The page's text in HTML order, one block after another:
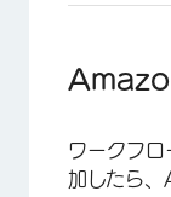
ワークフロ
加したら